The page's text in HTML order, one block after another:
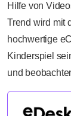
Hilfe von
Trend wird mit
hochwertige
Kinderspiel
und